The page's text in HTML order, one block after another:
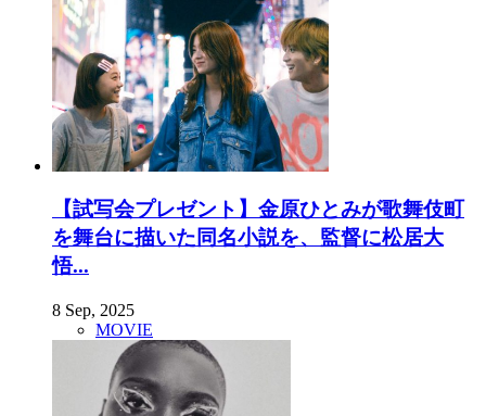
【試写会プレゼント】金原ひとみが歌舞伎町
を舞台に描いた同名小説を、監督に松居大
悟...
8 Sep, 2025
MOVIE